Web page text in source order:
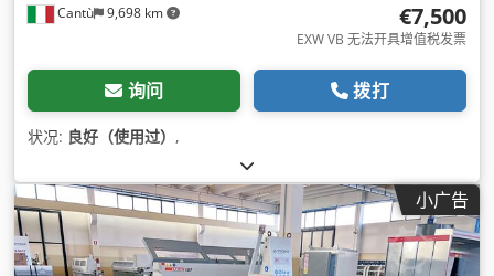
Cantù 9,698 km €7,500
EXW VB 无法开具增值税发票
询问 拨打
状况: 良好（使用过） ,
小广告